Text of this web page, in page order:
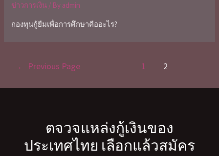
ข่าวการเงิน / By admin
กองทุนกู้ยืมเพื่อการศึกษาคืออะไร?
← Previous Page 1 2
ตจวจแหล่งกู้เงินของ
ประเทศไทย เลือกแล้วสมัคร